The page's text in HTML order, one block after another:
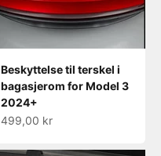
Beskyttelse til terskel i
bagasjerom for Model 3
2024+
Salgspris
499,00 kr